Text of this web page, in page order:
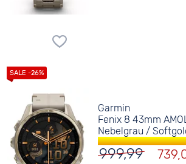
Garmin
Fenix 8 43mm
Nebelgrau /
999,99